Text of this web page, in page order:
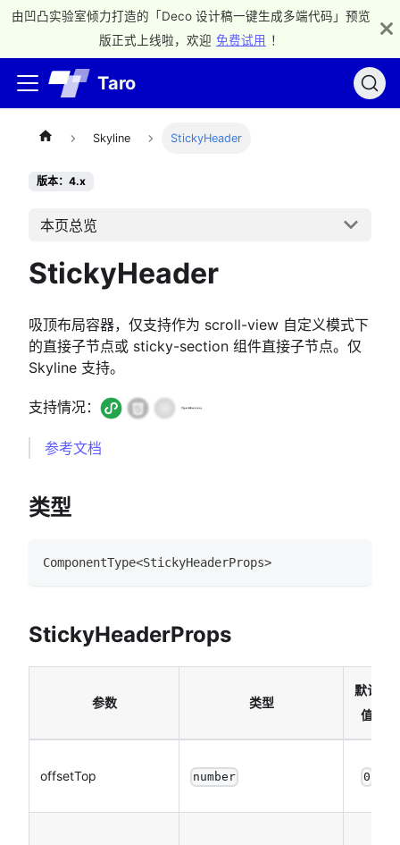
由凹凸实验室倾力打造的「Deco 设计稿一键生成多端代码」预览
版正式上线啦，欢迎 免费试用 ！
Taro
Skyline StickyHeader
版本：4.x
本页总览
StickyHeader
吸顶布局容器，仅支持作为 scroll-view 自定义模式下
的直接子节点或 sticky-section 组件直接子节点。仅
Skyline 支持。
支持情况：
参考文档
类型
ComponentType<StickyHeaderProps>
StickyHeaderProps
参数 类型
默认
值
offsetTop number 0